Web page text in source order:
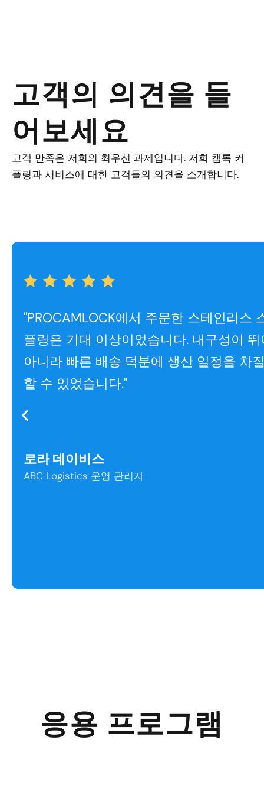
고객의 의견을 들
어보세요
고객 만족은 저희의 최우선 과제입니다. 저희 캠록 커
플링과 서비스에 대한 고객들의 의견을 소개합니다.
"PROCAMLOCK에서 주문한 스테인리스
플링은 기대 이상이었습니다. 내구성이
아니라 빠른 배송 덕분에 생산 일정을 차
할 수 있었습니다."
로라 데이비스
ABC Logistics 운영 관리자
응용 프로그램